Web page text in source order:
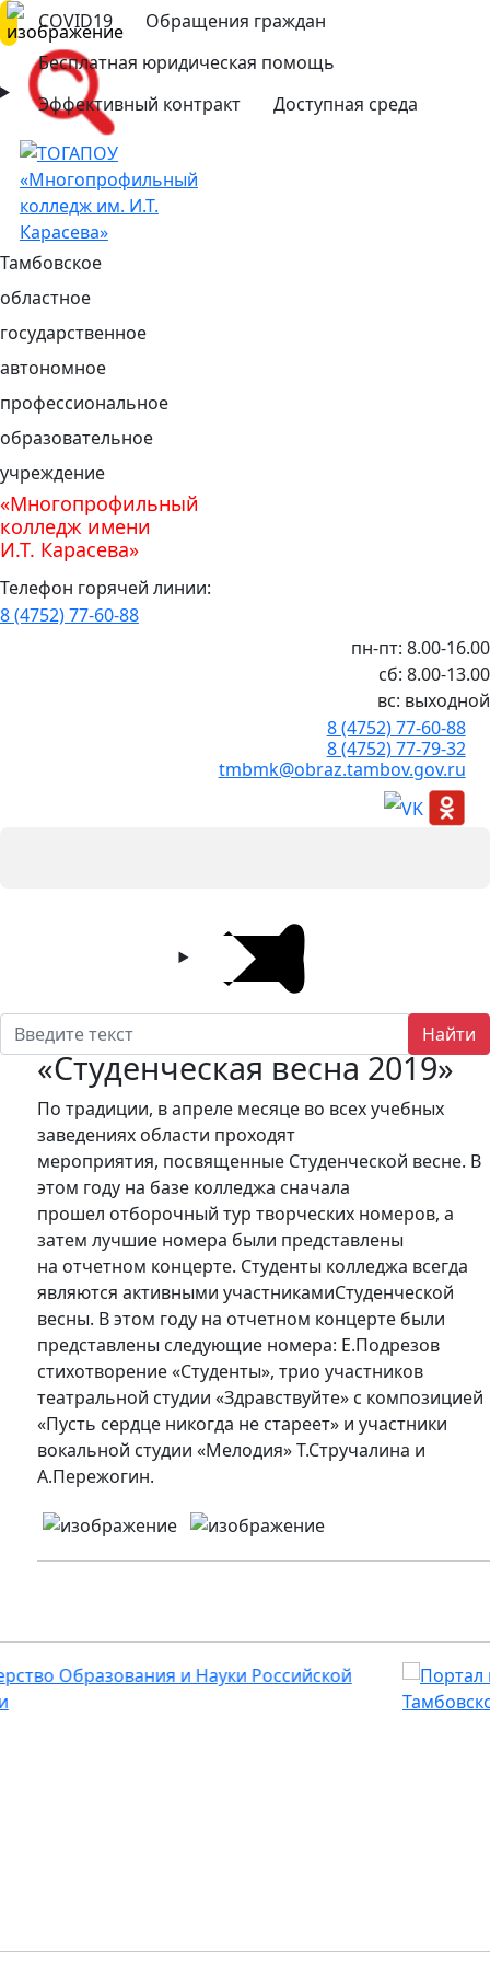
COVID19
Обращения граждан
Бесплатная юридическая помощь
Эффективный контракт
Доступная среда
Тамбовское
областное
государственное
автономное
профессиональное
образовательное
учреждение
«Многопрофильный
колледж имени
И.Т. Карасева»
Телефон горячей линии:
8 (4752) 77-60-88
пн-пт: 8.00-16.00
сб: 8.00-13.00
вс: выходной
8 (4752) 77-60-88
8 (4752) 77-79-32
tmbmk@obraz.tambov.gov.ru
Найти
«Студенческая весна 2019»
По традиции, в апреле месяце во всех учебных
заведениях области проходят
мероприятия, посвященные Студенческой весне. В
этом году на базе колледжа сначала
прошел отборочный тур творческих номеров, а
затем лучшие номера были представлены
на отчетном концерте. Студенты колледжа всегда
являются активными участникамиСтуденческой
весны. В этом году на отчетном концерте были
представлены следующие номера: Е.Подрезов
стихотворение «Студенты», трио участников
театральной студии «Здравствуйте» с композицией
«Пусть сердце никогда не стареет» и участники
вокальной студии «Мелодия» Т.Стручалина и
А.Пережогин.